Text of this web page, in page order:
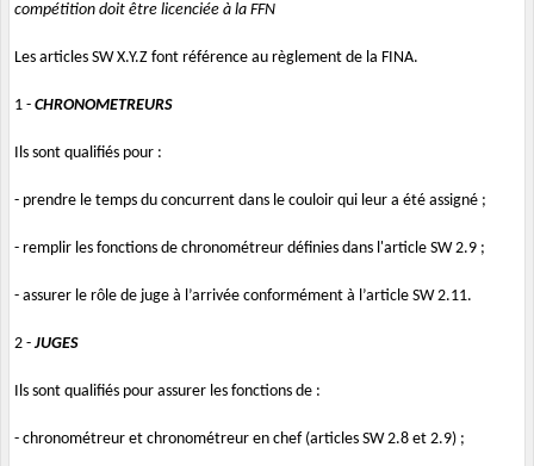
compétition doit être licenciée à la FFN
Les articles SW X.Y.Z font référence au règlement de la FINA.
1 - CHRONOMETREURS
Ils sont qualifiés pour :
- prendre le temps du concurrent dans le couloir qui leur a été assigné ;
- remplir les fonctions de chronométreur définies dans l'article SW 2.9 ;
- assurer le rôle de juge à l’arrivée conformément à l’article SW 2.11.
2 -JUGES
Ils sont qualifiés pour assurer les fonctions de :
- chronométreur et chronométreur en chef (articles SW 2.8 et 2.9) ;